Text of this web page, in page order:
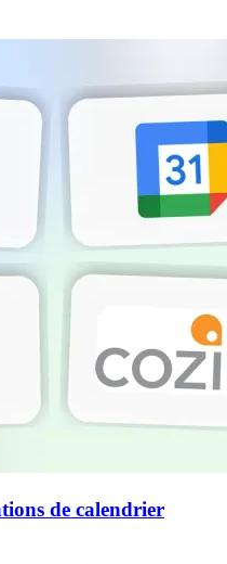
de calendrier